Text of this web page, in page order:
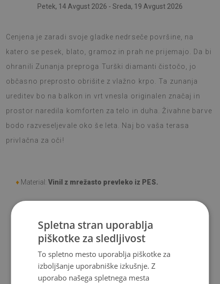
Petek, 14 Avgust 2026 - Sreda, 19 Avgust 2026
Cenjena je zaradi svoje gladke nedrseče površine, na
katero se pesek, blato, gramoz in prah ne prijemajo. Da bi
ohranili Zunanja preproga Turški diamanti čistočo, jo
občasno preprosto obrišite z vlažno krpo. Ta zunanja
ureditev bo na balkon in vrt vnesla originalen značaj in
prostor naredila komforten za telo in duha. Živahne barve
bodo razveseljevale oko še leta. Naj bo vaša terasa
privlačna za oči!
♦ Material: Vinil z mrežasto prevleko iz PES.
♦
Visoka odpornost narazbarvanje in UV-žarke.
Preproge niso protidrsne;
Izdelek se enostavno čisti,odporen na madeže in vodo..
Spletna stran uporablja
piškotke za sledljivost
To spletno mesto uporablja piškotke za
izboljšanje uporabniške izkušnje. Z
uporabo našega spletnega mesta